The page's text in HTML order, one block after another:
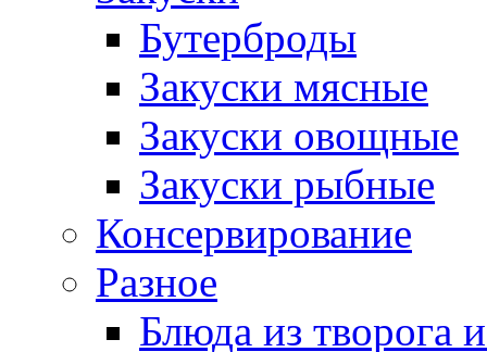
Бутерброды
Закуски мясные
Закуски овощные
Закуски рыбные
Консервирование
Разное
Блюда из творога